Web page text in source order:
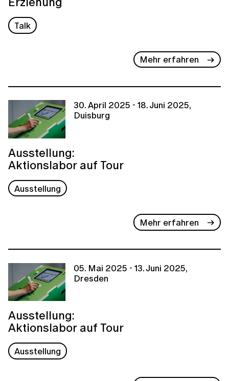
Talk
Mehr erfahren
30. April 2025 - 18. Juni 2025,
Duisburg
Ausstellung:
Aktionslabor auf Tour
Ausstellung
Mehr erfahren
05. Mai 2025 - 13. Juni 2025,
Dresden
Ausstellung:
Aktionslabor auf Tour
Ausstellung